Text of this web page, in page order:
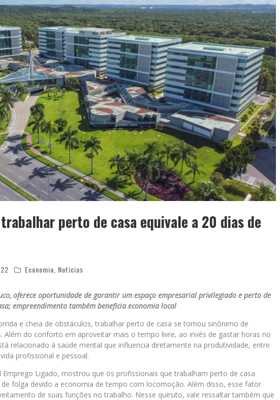
NACIONAL DO PAGODYANDO PARA BELO HORIZONTE
perto de casa equivale a 20 dias de
Economia Notícias
oferece oportunidade de garantir um espaço empresarial privilegiado e perto de
empreendimento também beneficia economia local
e cheia de obstáculos, trabalhar perto de casa se tornou sinônimo de
Além do conforto em aproveitar mais o tempo livre, ao invés de gastar horas no
relacionado à saúde mental que influencia diretamente na produtividade, entre
profissional e pessoal.
Ligado, mostrou que os profissionais que trabalham perto de casa
folga devido a economia de tempo com locomoção. Além disso, esse fator
de suas funções no trabalho. Nesse quesito, vale ressaltar também que